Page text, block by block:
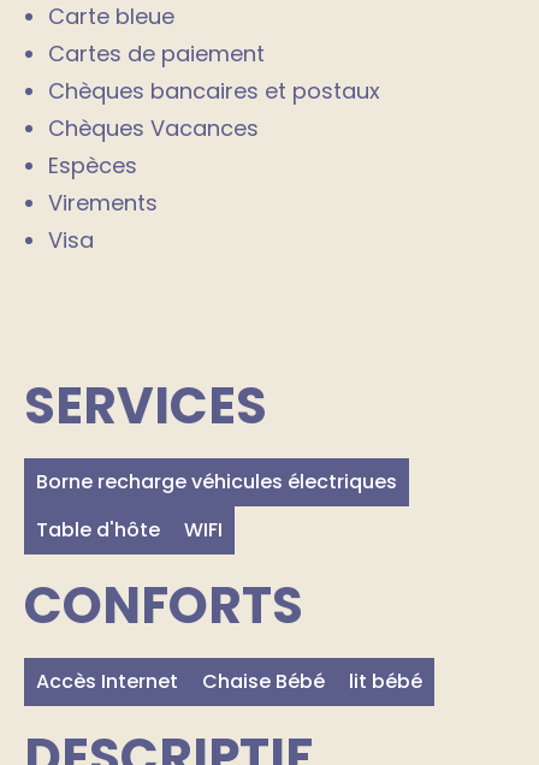
Carte bleue
Cartes de paiement
Chèques bancaires et postaux
Chèques Vacances
Espèces
Virements
Visa
SERVICES
Borne recharge véhicules électriques
Table d'hôte
WIFI
CONFORTS
Accès Internet Chaise Bébé lit bébé